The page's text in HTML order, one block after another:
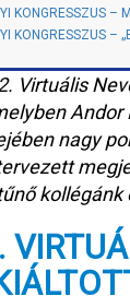
KONGRESSZUS
KONGRESSZUS –
Virtuális
Andor
nagy
kollégánk